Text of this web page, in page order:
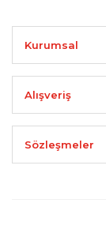
Kurumsal
Alışveriş
Sözleşmeler